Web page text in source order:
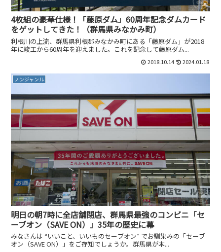
4枚組の豪華仕様！「藤原ダム」60周年記念ダムカード
をゲットしてきた！（群馬県みなかみ町）
利根川の上流、群馬県利根郡みなかみ町にある「藤原ダム」が2018
年に竣工から60周年を迎えました。これを記念して藤原ダム...
2018.10.14 2024.01.18
ノンジャンル
明日の朝7時に全店舗閉店、群馬県最強のコンビニ「セ
ーブオン（SAVE ON）」35年の歴史に幕
みなさんは “いいこと、いいものセーブオン” でお馴染みの「セーブ
オン（SAVE ON）」をご存知でしょうか。群馬県が本...